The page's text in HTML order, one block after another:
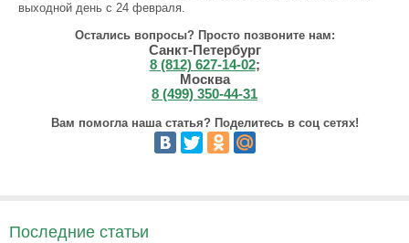
выходной день с 24 февраля.
Остались вопросы? Просто позвоните нам:
Санкт-Петербург
8 (812) 627-14-02;
Москва
8 (499) 350-44-31
Вам помогла наша статья? Поделитесь в соц сетях!
Последние статьи